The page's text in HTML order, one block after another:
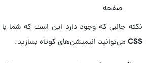
صفحه
CSS می‌توانید انیمیشن‌های کوتاه بسازید.